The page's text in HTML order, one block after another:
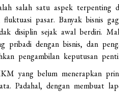
salah satu aspek terpenting
pasar. Banyak bisnis
disiplin sejak awal berdiri.
pribadi dengan bisnis, dan
pengambilan keputusan
yang belum menerapkan
Padahal, dengan membuat